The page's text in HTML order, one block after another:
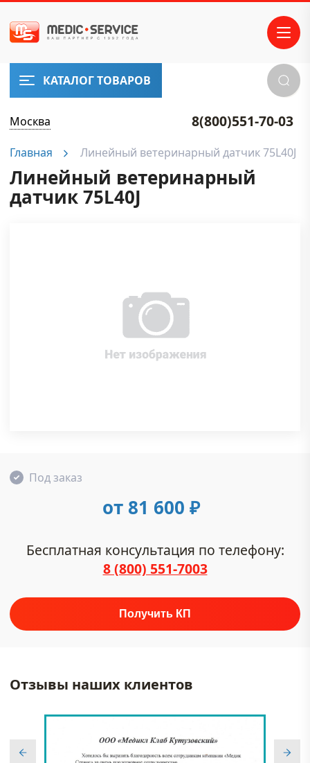
КАТАЛОГ ТОВАРОВ
Москва 8(800)551-70-03
Главная Линейный ветеринарный датчик 75L40J
Линейный ветеринарный
датчик 75L40J
Под заказ
от 81 600 ₽
Бесплатная консультация по телефону:
8 (800) 551-7003
Отзывы наших клиентов